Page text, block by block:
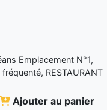
Emplacement N°1,
RESTAURANT
Ajouter au panier